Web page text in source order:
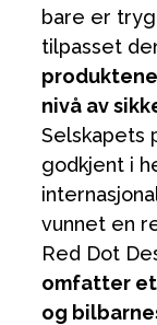
bare er
tilpasset
nivå av
Selskapets
godkjent i
vunnet en
Red Dot
omfatter
og